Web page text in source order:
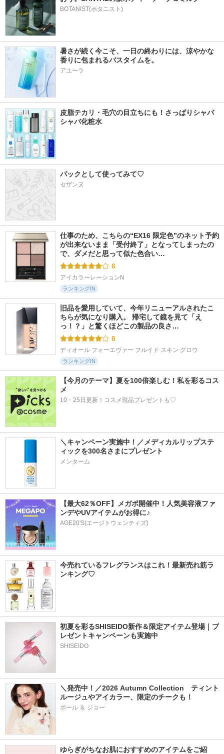
BOTANIST(ボタニスト)
暑さが続く今こそ、一日の終わりには、涼やかな
香りに包まれるバスタイムを。
アユーラ
皮脂テカリ・毛穴の目立ちにも！さっぱりシャバ
シャバ化粧水
パックとして使ってみて♡
セザンヌ
仕事のため、こちらの“EX16 限定色”のネット予約
が出来ないまま「受付終了」となってしまったの
で、ダメだと思って似た色合い…
6
アイカラーレーションN
ランキングIN
旧品を愛用していて、今年リニューアルされたこ
ちらが気になり購入。 帰宅して鏡を見て「え
っ！？」と驚くほどこの製品の良さ…
6
ディオール フォーエヴァー フルイド スキン グロウ
ランキングIN
【今月のテーマ】夏を100倍楽しむ！私を彩るコス
メ
10・25日更新！コスメ現品プレゼントも♡
＼キャンペーン実施中！／メディカルリップステ
ィックを300名さまにプレゼント
メンターム
【最大62％OFF】メガポ開催中！人気美容液ファ
ンデやUVアイテムがお得に♪
AGE20'S(エージトウェンティズ)
今売れているフレグランスはこれ！最新売れ筋ラ
ンキング♡
初夏を彩るSHISEIDO新作＆限定アイテム登場｜プ
レゼントキャンペーンも実施中
SHISEIDO
＼発売中！／2026 Autumn Collection　ティント
ルージュやアイカラー、限定のチークも！
ポール ＆ ジョー
ゆらぎがちなお肌におすすめのアイテムをご紹